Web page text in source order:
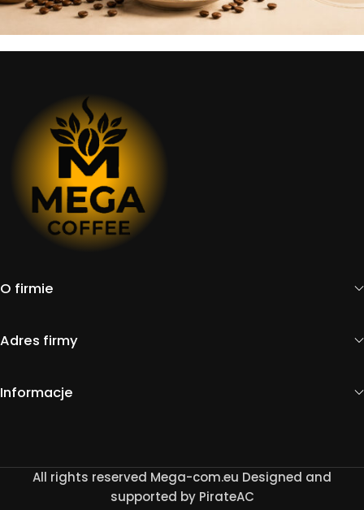
O firmie
Adres firmy
Informacje
All rights reserved Mega-com.eu Designed and
supported by PirateAC